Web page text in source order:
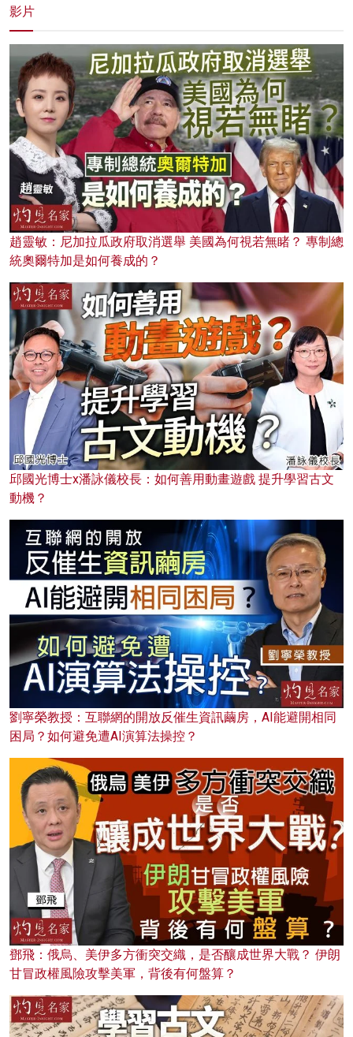
影片
趙靈敏：尼加拉瓜政府取消選舉 美國為何視若無睹？ 專制總
統奧爾特加是如何養成的？
邱國光博士x潘詠儀校長：如何善用動畫遊戲 提升學習古文
動機？
劉寧榮教授：互聯網的開放反催生資訊繭房，AI能避開相同
困局？如何避免遭AI演算法操控？
鄧飛：俄烏、美伊多方衝突交織，是否釀成世界大戰？ 伊朗
甘冒政權風險攻擊美軍，背後有何盤算？